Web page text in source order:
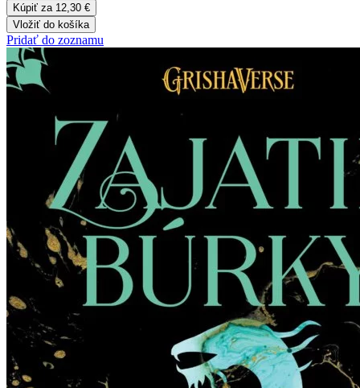
Kúpiť za 12,30 €
Vložiť do košíka
Pridať do zoznamu